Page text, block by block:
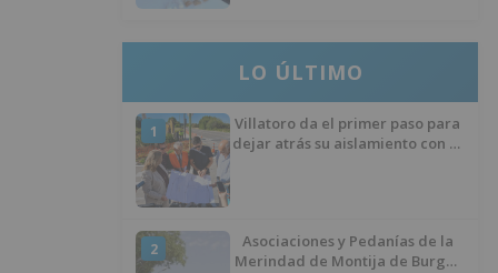
LO ÚLTIMO
1
Villatoro da el primer paso para
dejar atrás su aislamiento con el
2
Asociaciones y Pedanías de la
Merindad de Montija de Burgos